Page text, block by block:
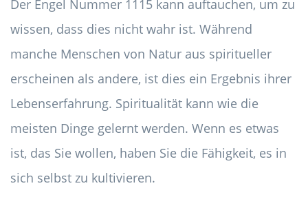
Der Engel Nummer 1115 kann auftauchen, um zu
wissen, dass dies nicht wahr ist. Während
manche Menschen von Natur aus spiritueller
erscheinen als andere, ist dies ein Ergebnis ihrer
Lebenserfahrung. Spiritualität kann wie die
meisten Dinge gelernt werden. Wenn es etwas
ist, das Sie wollen, haben Sie die Fähigkeit, es in
sich selbst zu kultivieren.